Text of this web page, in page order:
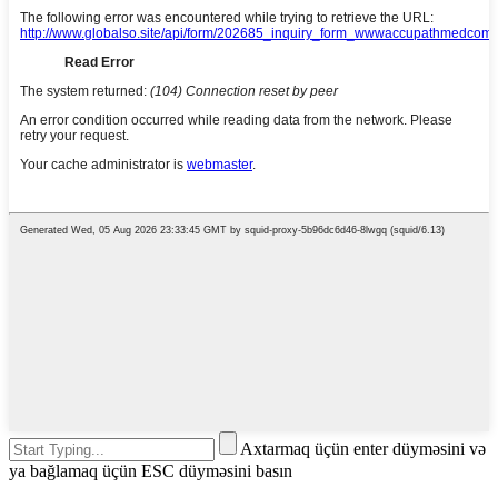
Axtarmaq üçün enter düyməsini və
ya bağlamaq üçün ESC düyməsini basın